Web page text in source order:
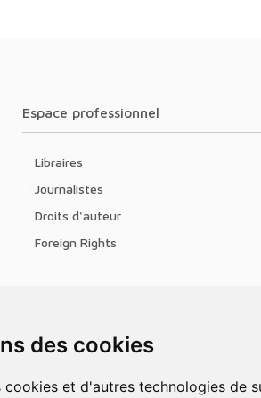
des cookies
Espace professionnel
Libraires
Journalistes
Droits d'auteur
Foreign Rights